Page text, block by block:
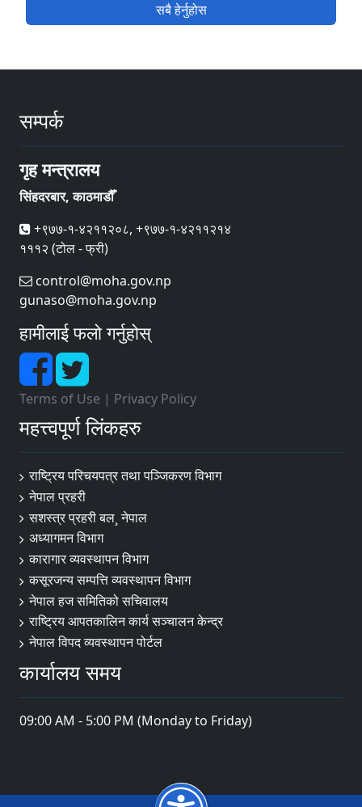
सबै हेर्नुहोस
सम्पर्क
गृह मन्त्रालय
सिंहदरबार, काठमाडौँ
+९७७-१-४२११२०८, +९७७-१-४२११२१४
१११२ (टोल - फ्री)
control@moha.gov.np
gunaso@moha.gov.np
हामीलाई फलो गर्नुहोस्
Terms of Use | Privacy Policy
महत्त्वपूर्ण लिंकहरु
राष्ट्रिय परिचयपत्र तथा पञ्‍जिकरण विभाग
नेपाल प्रहरी
सशस्त्र प्रहरी बल¸ नेपाल
अध्यागमन विभाग
कारागार व्यवस्थापन विभाग
कसूरजन्य सम्पत्ति व्यवस्थापन विभाग
नेपाल हज समितिको सचिवालय
राष्ट्रिय आपतकालिन कार्य सञ्चालन केन्द्र
नेपाल विपद व्यवस्थापन पोर्टल
कार्यालय समय
09:00 AM - 5:00 PM (Monday to Friday)